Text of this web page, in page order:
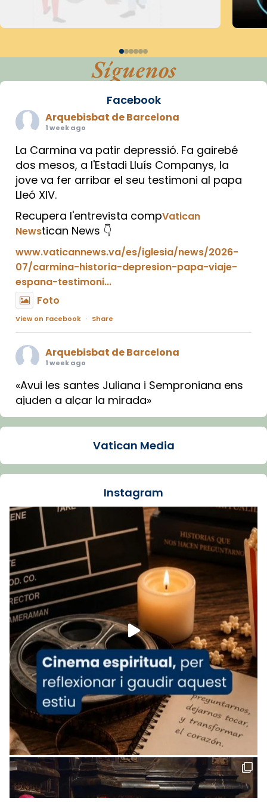
Síguenos
Facebook
Arquebisbat de Barcelona
1 week ago
La Carmina va patir depressió. Fa gairebé
dos mesos, a l'Estadi Lluís Companys, la
jove va fer arribar el seu testimoni al papa
Lleó XIV.
Recupera l'entrevista compVatican
Newstican News 👇
www.vaticannews.va/es/iglesia/news/2026-
07/carmina-historia-depresion-papa-viaje-
espana-testimoni...
Foto
View on Facebook · Share
Arquebisbat de Barcelona
1 week ago
«Avui les santes Juliana i Semproniana ens
ajuden a alçar la mirada»
Mons. Sergi Gordo, bisbe de Tortosa, ha
Santes de Mataró.
🔗tinyurl.com/cvu5jmbk
Foto
View on Facebook Share
Arquebisbat de Barcelonais at Catedral
de Barcelona.
1 week ago
Aquest dilluns, 27 de juliol, ha tingut lloc la
missa d’acció de gràcies en agraïment al
comitè organitzador de la visita apostòlica
del Sant Pare Lleó XIV a Barcelona, i als
col·laboradors, a la Catedral de Barcelona.
L’arquebisbe de Barcelona, el cardenal Joan
Josep Omella, ha presidit la missa i l’ha
concelebrat el bisbe auxiliar de Barcelona,
Mons. David Abadías.
📸 Dr. G. Simón
Foto
View on Facebook Share
Vatican Media
Instagram